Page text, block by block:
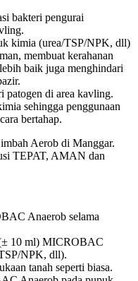
bakteri pengurai
kimia (urea/TSP/NPK, dll)
membuat kerahanan
baik juga menghindari
patogen di area kavling.
sehingga penggunaan
bertahap.
Anaerob selama
10 ml) MICROBAC
NPK, dll).
tanah seperti biasa.